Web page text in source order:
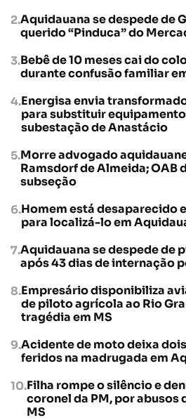
Aquidauana se despede de
querido “Pinduca” do
Bebê de 10 meses cai do
durante confusão familiar
Energisa envia
para substituir
subestação de Anastácio
Morre advogado
Ramsdorf de Almeida; OAB
subseção
Homem está desaparecido
para localizá-lo em
Aquidauana se despede de
após 43 dias de internação
Empresário disponibiliza
de piloto agrícola ao Rio
tragédia em MS
Acidente de moto deixa
feridos na madrugada em
Filha rompe o silêncio e
coronel da PM, por abusos
MS